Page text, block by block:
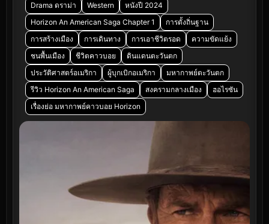
Drama ดราม่า Western
หนังปี 2024
Horizon An American Saga Chapter 1
การตั้งถิ่นฐาน
การสร้างเมือง
การเดินทาง การเอาชีวิตรอด
ความขัดแย้ง
ชนพื้นเมือง
ชีวิตคาวบอย
ดินแดนตะวันตก
ประวัติศาสตร์อเมริกา
ผู้บุกเบิกอเมริกา
มหากาพย์ตะวันตก
รีวิว Horizon An American Saga
สงครามกลางเมือง
ฮอไรซัน
เรื่องย่อ มหากาพย์คาวบอย Horizon